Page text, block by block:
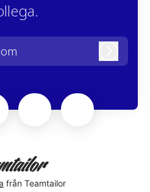
från Teamtailor